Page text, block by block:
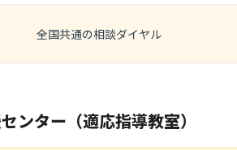
全国共通の相談ダイヤル
ンター（適応指導教室）